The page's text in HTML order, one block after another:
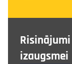
izaugsmei